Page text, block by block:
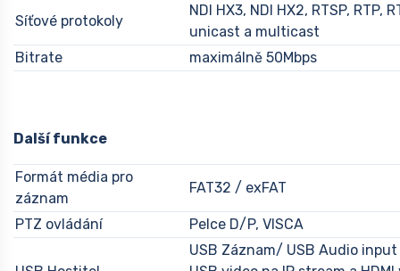
Síťové protokoly
NDI HX3, NDI HX2, RTSP, RTP,
unicast a multicast
Bitrate
maximálně 50Mbps
Další funkce
Formát média pro
záznam
FAT32 / exFAT
PTZ ovládání Pelce D/P, VISCA
USB Záznam/ USB Audio input